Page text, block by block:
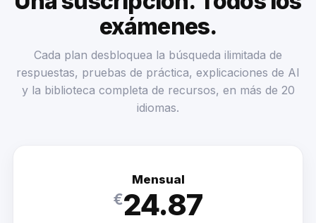
exámenes.
Cada plan desbloquea la búsqueda ilimitada de
respuestas, pruebas de práctica, explicaciones de AI
y la biblioteca completa de recursos, en más de 20
idiomas.
Mensual
€24.87